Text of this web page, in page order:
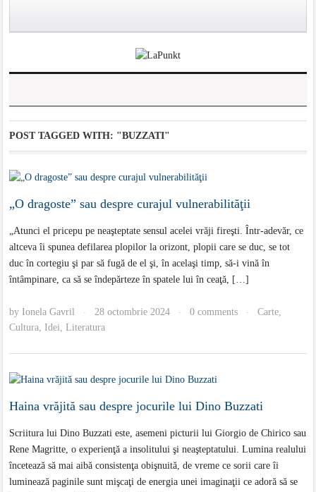
POST TAGGED WITH: "BUZZATI"
„O dragoste” sau despre curajul vulnerabilităţii
„Atunci el pricepu pe neaşteptate sensul acelei vrăji fireşti. Într-adevăr, ce
altceva îi spunea defilarea plopilor la orizont, plopii care se duc, se tot
duc în cortegiu şi par să fugă de el şi, în acelaşi timp, să-i vină în
întâmpinare, ca să se îndepărteze în spatele lui în ceaţă, […]
by Ionela Gavril · 28 octombrie 2024 · 0 comments · Carte,
Cultura, Idei,Literatura
Haina vrăjită sau despre jocurile lui Dino Buzzati
Scriitura lui Dino Buzzati este, asemeni picturii lui Giorgio de Chirico sau
Rene Magritte, o experienţă a insolitului şi neaşteptatului. Lumina realului
încetează să mai aibă consistenţa obişnuită, de vreme ce sorii care îi
luminează paginile sunt mişcaţi de energia unei imaginaţii ce adoră să se